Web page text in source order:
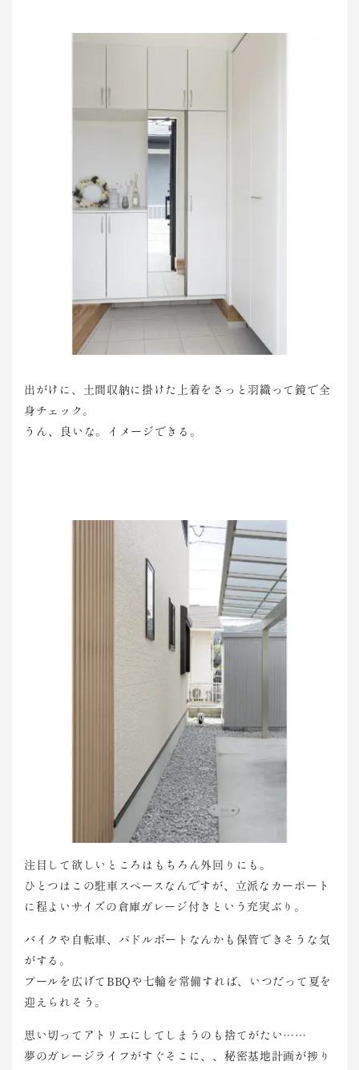
出がけに、土間収納に掛けた上着をさっと羽織って鏡で全
身チェック。
うん、良いな。イメージできる。
注目して欲しいところはもちろん外回りにも。
ひとつはこの駐車スペースなんですが、立派なカーポート
に程よいサイズの倉庫ガレージ付きという充実ぶり。
バイクや自転車、パドルボートなんかも保管できそうな気
がする。
プールを広げてBBQや七輪を常備すれば、いつだって夏を
迎えられそう。
思い切ってアトリエにしてしまうのも捨てがたい……
夢のガレージライフがすぐそこに、、秘密基地計画が捗り